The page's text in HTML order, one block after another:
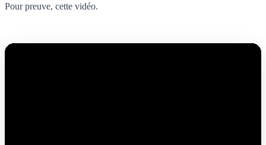
Pour preuve, cette vidéo.